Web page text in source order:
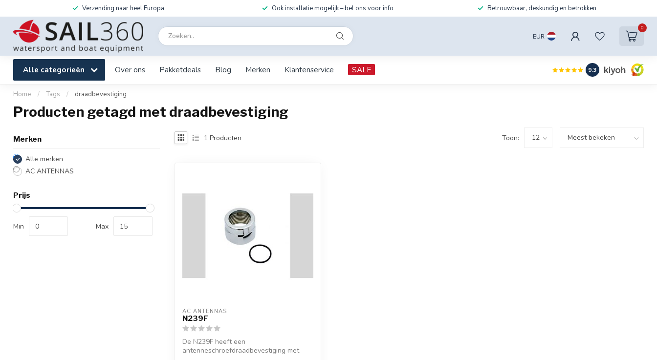
Verzending naar heel Europa Ook installatie mogelijk – bel ons voor info Betrouwbaar, deskundig en betrokken
EUR
0
Alle categorieën Over ons Pakketdeals Blog Merken Klantenservice SALE 9.3
Home / Tags / draadbevestiging
Producten getagd met draadbevestiging
Merken
Alle merken
AC ANTENNAS
Prijs
Min Max
1 Producten Toon:
AC ANTENNAS
N239F
De N239F heeft een
antenneschroefdraadbevestiging met